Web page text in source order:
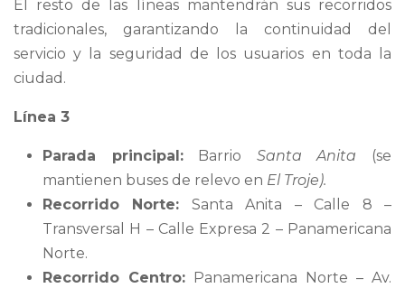
El resto de las líneas mantendrán sus recorridos
tradicionales, garantizando la continuidad del
servicio y la seguridad de los usuarios en toda la
ciudad.
Línea 3
Parada principal:Barrio Santa Anita (se
mantienen buses de relevo en El Troje).
Recorrido Norte: Santa Anita – Calle 8 –
Transversal H – Calle Expresa 2 – Panamericana
Norte.
Recorrido Centro: Panamericana Norte – Av.